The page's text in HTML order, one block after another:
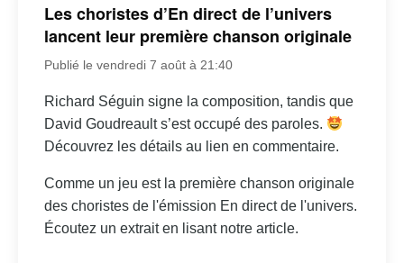
Les choristes d’En direct de l’univers
lancent leur première chanson originale
Publié le vendredi 7 août à 21:40
Richard Séguin signe la composition, tandis que
David Goudreault s’est occupé des paroles.
Découvrez les détails au lien en commentaire.
Comme un jeu est la première chanson originale
des choristes de l'émission En direct de l'univers.
Écoutez un extrait en lisant notre article.